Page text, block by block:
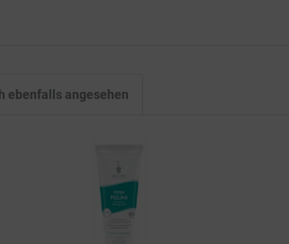
ebenfalls angesehen